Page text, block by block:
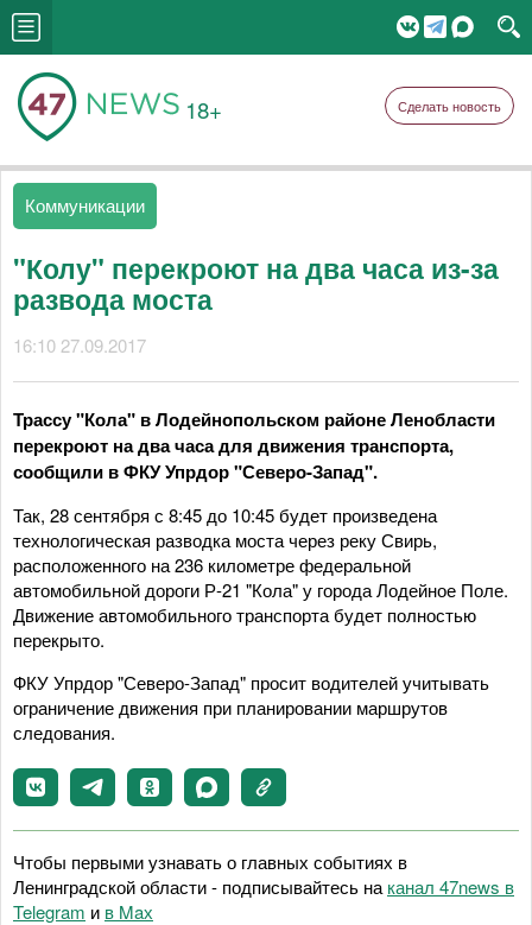
18+ Сделать новость
Коммуникации
"Колу" перекроют на два часа из-за
развода моста
16:10 27.09.2017
Трассу "Кола" в Лодейнопольском районе Ленобласти
перекроют на два часа для движения транспорта,
сообщили в ФКУ Упрдор "Северо-Запад".
Так, 28 сентября с 8:45 до 10:45 будет произведена
технологическая разводка моста через реку Свирь,
расположенного на 236 километре федеральной
автомобильной дороги Р-21 "Кола" у города Лодейное Поле.
Движение автомобильного транспорта будет полностью
перекрыто.
ФКУ Упрдор "Северо-Запад" просит водителей учитывать
ограничение движения при планировании маршрутов
следования.
Чтобы первыми узнавать о главных событиях в
Ленинградской области - подписывайтесь на канал 47news в
Telegram и в Maх